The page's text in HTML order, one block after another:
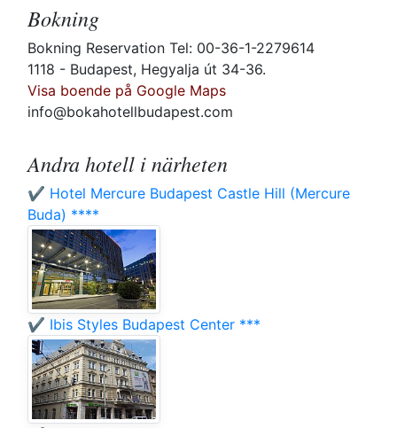
Bokning
Bokning Reservation Tel: 00-36-1-2279614
1118 - Budapest, Hegyalja út 34-36.
Visa boende på Google Maps
info@bokahotellbudapest.com
Andra hotell i närheten
✔️ Hotel Mercure Budapest Castle Hill (Mercure
Buda) ****
✔️ Ibis Styles Budapest Center ***